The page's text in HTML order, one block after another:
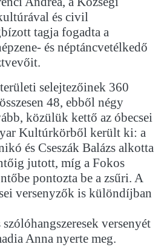
és civil
tagja fogadta a
és néptáncvetélkedő
selejtezőinek 360
48, ebből négy
közülük kettő az óbecsei
Kultúrkörből került ki: a
és Cseszák Balázs alkotta
jutott, míg a Fokos
pontozta be a zsűri. A
versenyzők is különdíjban
versenyét
Anna nyerte meg.